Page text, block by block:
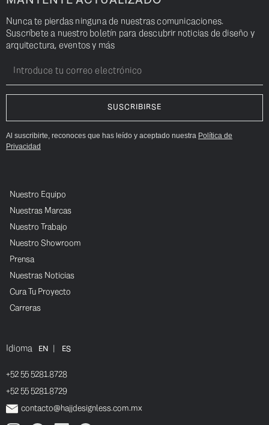
Nuestro Equipo
Nuestras Marcas
Nuestro Trabajo
Nuestro Showroom
Prensa
Nuestras Noticias
Cura Tu Proyecto
Carreras
Nunca te pierdas ninguna de nuestras comunicaciones.
Suscríbete a nuestro boletín para descubrir noticias de diseño y
arquitectura, eventos y más
Al suscribirte, reconoces que has leído y aceptado nuestra Política de
Privacidad
Idioma EN ES
+52 55 5281.8728
+52 55 5281.8729
contacto@hajjdesignless.com.mx